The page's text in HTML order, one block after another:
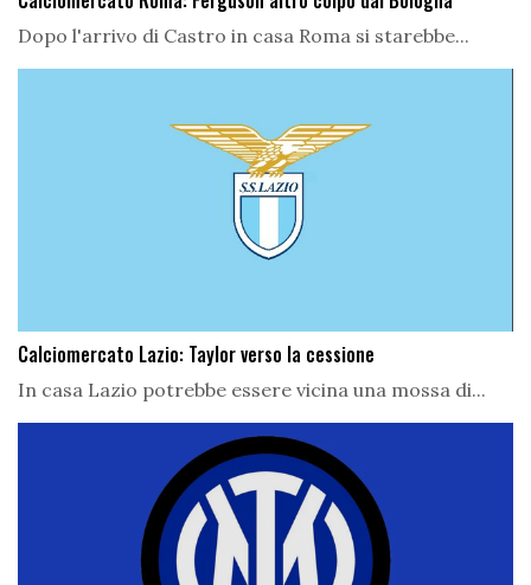
Dopo l'arrivo di Castro in casa Roma si starebbe...
Calciomercato Lazio: Taylor verso la cessione
In casa Lazio potrebbe essere vicina una mossa di...